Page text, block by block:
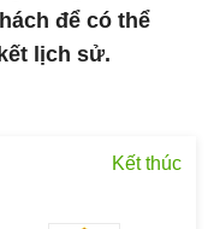
để có thể
lịch sử.